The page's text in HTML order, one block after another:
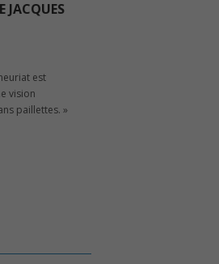
JACQUES
est
vision
paillettes. »